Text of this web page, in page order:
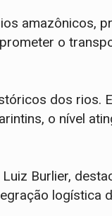
amazônicos,
o
dos rios.
o nível
Burlier,
logística